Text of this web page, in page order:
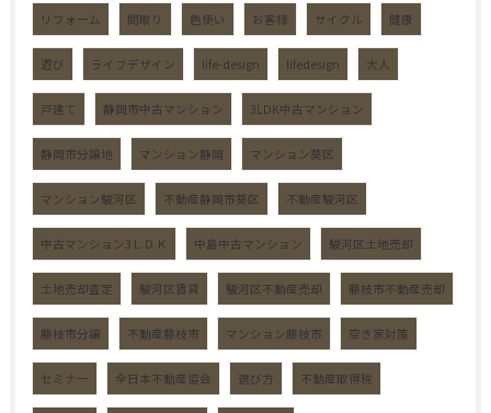
リフォーム 間取り 色使い お客様 サイクル 健康
遊び ライフデザイン life-design lifedesign 大人
戸建て 静岡市中古マンション 3LDK中古マンション
静岡市分譲地 マンション静岡 マンション葵区
マンション駿河区 不動産静岡市葵区 不動産駿河区
中古マンション3ＬＤＫ 中島中古マンション 駿河区土地売却
土地売却査定 駿河区賃貸 駿河区不動産売却 藤枝市不動産売却
藤枝市分譲 不動産藤枝市 マンション藤枝市 空き家対策
セミナー 全日本不動産協会 選び方 不動産取得税